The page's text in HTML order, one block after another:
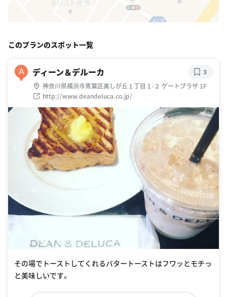
このプランのスポット一覧
A ディーン＆デルーカ
神奈川県横浜市青葉区美しが丘１丁目１-２ ゲートプラザ 1F
http://www.deandeluca.co.jp/
3
その場でトーストしてくれるバタートーストはフワッとモチっ
と美味しいです。